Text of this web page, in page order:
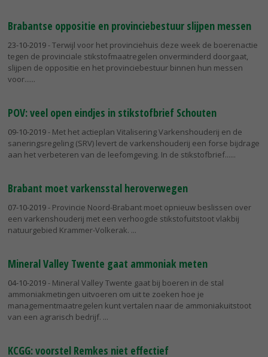
Brabantse oppositie en provinciebestuur slijpen messen
23-10-2019- Terwijl voor het provinciehuis deze week de boerenactie
tegen de provinciale stikstofmaatregelen onverminderd doorgaat,
slijpen de oppositie en het provinciebestuur binnen hun messen
voor...
POV: veel open eindjes in stikstofbrief Schouten
09-10-2019- Met het actieplan Vitalisering Varkenshouderij en de
saneringsregeling (SRV) levert de varkenshouderij een forse bijdrage
aan het verbeteren van de leefomgeving. In de stikstofbrief...
Brabant moet varkensstal heroverwegen
07-10-2019- Provincie Noord-Brabant moet opnieuw beslissen over
een varkenshouderij met een verhoogde stikstofuitstoot vlakbij
natuurgebied Krammer-Volkerak.
Mineral Valley Twente gaat ammoniak meten
04-10-2019- Mineral Valley Twente gaat bij boeren in de stal
ammoniakmetingen uitvoeren om uit te zoeken hoe je
managementmaatregelen kunt vertalen naar de ammoniakuitstoot
van een agrarisch bedrijf.
KCGG: voorstel Remkes niet effectief